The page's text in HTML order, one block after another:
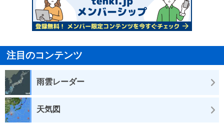
注目のコンテンツ
雨雲レーダー
天気図